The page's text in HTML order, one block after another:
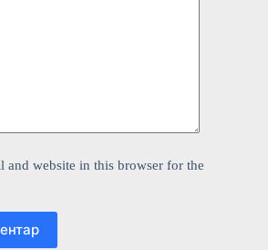
and website in this browser for the